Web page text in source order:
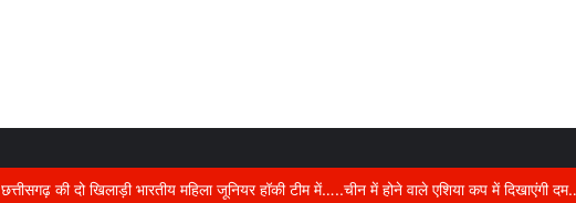
निर्माणाधीन मकान में करंट का कहर….दो की दर्दनाक मौत, जांच में जुटी पुलिस,